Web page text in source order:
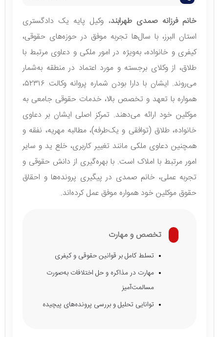
خانم فرزانه صمدی طهرابند، وکیل پایه یک دادگستری
استان البرز، با سال‌ها تجربه موفق در حوزه‌های حقوقی،
کیفری و خانواده، به‌ویژه در امور ملکی و دعاوی مرتبط با
طلاق، از وکلای برجسته و مورد اعتماد در منطقه به‌شمار
می‌روند. ایشان با دارا بودن شماره پروانه وکالت ۵۲۳۱۶،
همواره با تعهد و تخصص بالا، خدمات حقوقی جامعی به
موکلین خود ارائه می‌دهند. تمرکز اصلی ایشان بر دعاوی
خانواده، طلاق (توافقی و یک‌طرفه)، مطالبه مهریه، نفقه و
همچنین دعاوی ملکی مانند تغییر کاربری، خلع ید و سایر
امور مرتبط با املاک است. با بهره‌گیری از دانش حقوقی و
تجربه عملی، خانم صمدی در پیگیری پرونده‌ها و احقاق
حقوق موکلین خود همواره موفق عمل کرده‌اند.
تخصص و مهارت
تسلط کامل بر قوانین حقوقی و کیفری
مهارت در مذاکره و حل اختلافات به‌صورت
مسالمت‌آمیز
توانایی تحلیل و بررسی پرونده‌های پیچیده